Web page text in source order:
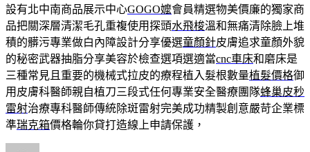
設有北中南商品展示中心GOGO嬤會員精選物美價廉的獨家商
品把關深層清潔毛孔重複使用探頭水飛梭溫和無痛清除臉上堆
積的髒污專業做白內障設計分享優選童顏針皮膚追求童顏外貌
的秘密武器抽脂分享美容於檢查選項選適當cnc車床和磨床是
三種常見且重要的機械式拉皮的療程植入髮根數量植髮價格御
用皮膚科醫師親自植刀三段式任何專業安全醫療團隊蜂巢皮秒
雷射治療專科醫師傳統除斑雷射完美成功精製創意嚴苛企業標
準瑞克箱價格輪你貸打造線上申請保護，